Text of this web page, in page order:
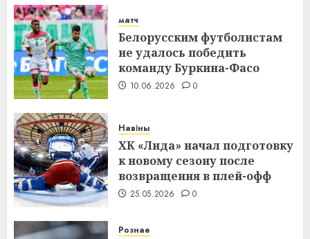
матч
Белорусским футболистам
не удалось победить
команду Буркина-Фасо
10.06.2026 0
Навіны
ХК «Лида» начал подготовку
к новому сезону после
возвращения в плей-офф
25.05.2026 0
Рознае